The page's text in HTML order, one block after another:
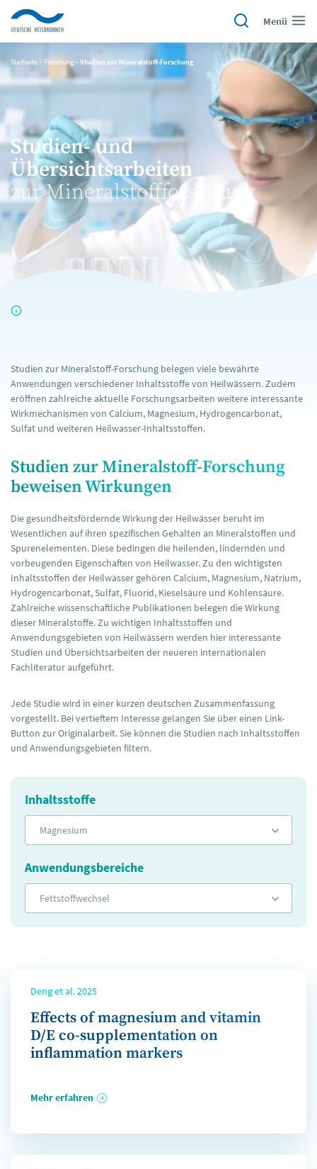
Menü
Startseite~ Forschung~ Studien zur Mineralstoff-Forschung
Studien- und
Übersichtsarbeiten
zur Mineralstoffforschung
Studien zur Mineralstoff-Forschung belegen viele bewährte
Anwendungen verschiedener Inhaltsstoffe von Heilwässern. Zudem
eröffnen zahlreiche aktuelle Forschungsarbeiten weitere interessante
Wirkmechanismen von Calcium, Magnesium, Hydrogencarbonat,
Sulfat und weiteren Heilwasser-Inhaltsstoffen.
Studien zur Mineralstoff-Forschung
beweisen Wirkungen
Die gesundheitsfördernde Wirkung der Heilwässer beruht im
Wesentlichen auf ihren spezifischen Gehalten an Mineralstoffen und
Spurenelementen. Diese bedingen die heilenden, lindernden und
vorbeugenden Eigenschaften von Heilwasser. Zu den wichtigsten
Inhaltsstoffen der Heilwässer gehören Calcium, Magnesium, Natrium,
Hydrogencarbonat, Sulfat, Fluorid, Kieselsäure und Kohlensäure.
Zahlreiche wissenschaftliche Publikationen belegen die Wirkung
dieser Mineralstoffe. Zu wichtigen Inhaltsstoffen und
Anwendungsgebieten von Heilwässern werden hier interessante
Studien und Übersichtsarbeiten der neueren internationalen
Fachliteratur aufgeführt.
Jede Studie wird in einer kurzen deutschen Zusammenfassung
vorgestellt. Bei vertieftem Interesse gelangen Sie über einen Link-
Button zur Originalarbeit. Sie können die Studien nach Inhaltsstoffen
und Anwendungsgebieten filtern.
Inhaltsstoffe
Magnesium
Anwendungsbereiche
Fettstoffwechsel
Deng et al. 2025
Effects of magnesium and vitamin
D/E co-supplementation on
inflammation markers
Mehr erfahren